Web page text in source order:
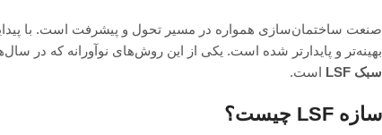
صنعت ساختمان‌سازی همواره در مسیر تحول و پیشرفت است. با
بهینه‌تر و پایدارتر شده است. یکی از این روش‌های نوآورانه که در
سبک LSF
است.
سازه LSF چیست؟